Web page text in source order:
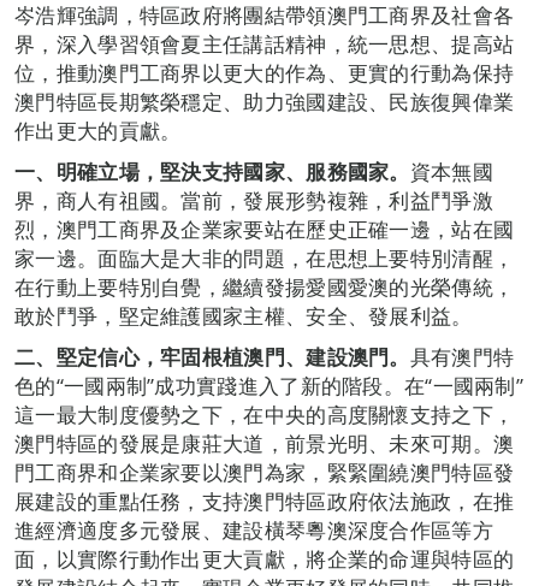
岑浩輝強調，特區政府將團結帶領澳門工商界及社會各
界，深入學習領會夏主任講話精神，統一思想、提高站
位，推動澳門工商界以更大的作為、更實的行動為保持
澳門特區長期繁榮穩定、助力強國建設、民族復興偉業
作出更大的貢獻。
一、明確立場，堅決支持國家、服務國家。 資本無國
界，商人有祖國。當前，發展形勢複雜，利益鬥爭激
烈，澳門工商界及企業家要站在歷史正確一邊，站在國
家一邊。面臨大是大非的問題，在思想上要特別清醒，
在行動上要特別自覺，繼續發揚愛國愛澳的光榮傳統，
敢於鬥爭，堅定維護國家主權、安全、發展利益。
二、堅定信心，牢固根植澳門、建設澳門。 具有澳門特
色的“一國兩制”成功實踐進入了新的階段。在“一國兩制”
這一最大制度優勢之下，在中央的高度關懷支持之下，
澳門特區的發展是康莊大道，前景光明、未來可期。澳
門工商界和企業家要以澳門為家，緊緊圍繞澳門特區發
展建設的重點任務，支持澳門特區政府依法施政，在推
進經濟適度多元發展、建設橫琴粵澳深度合作區等方
面，以實際行動作出更大貢獻，將企業的命運與特區的